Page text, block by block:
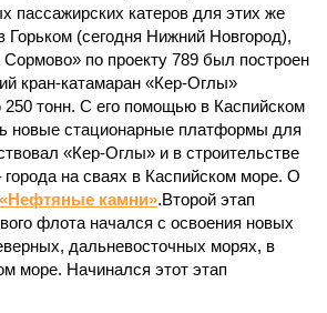
пассажирских катеров для этих же
Горьком (сегодня Нижний Новгород),
Сормово» по проекту 789 был построен
кран-катамаран «Кер-Оглы»
250 тонн. С его помощью в Каспийском
новые стационарные платформы для
«Кер-Оглы» и в строительстве
на сваях в Каспийском море. О
«Нефтяные камни».Второй этап
флота начался с освоения новых
дальневосточных морях, в
море. Начинался этот этап